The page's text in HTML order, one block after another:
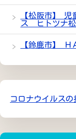
【松阪市】 児
ス ヒトツナ松
【鈴鹿市】
コロナウイルス